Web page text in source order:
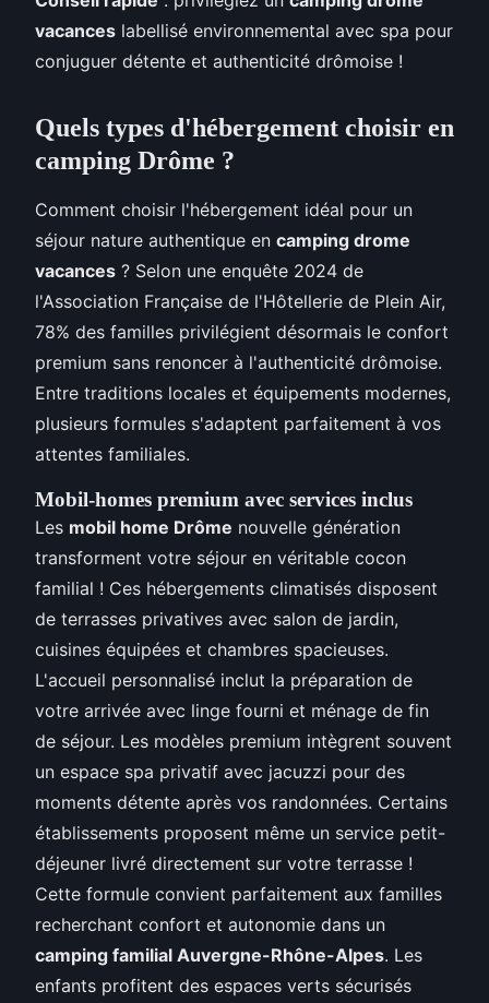
vacances labellisé environnemental avec spa pour
conjuguer détente et authenticité drômoise !
Quels types d'hébergement choisir en
camping Drôme ?
Comment choisir l'hébergement idéal pour un
séjour nature authentique en camping drome
vacances ? Selon une enquête 2024 de
l'Association Française de l'Hôtellerie de Plein Air,
78% des familles privilégient désormais le confort
premium sans renoncer à l'authenticité drômoise.
Entre traditions locales et équipements modernes,
plusieurs formules s'adaptent parfaitement à vos
attentes familiales.
Mobil-homes premium avec services inclus
Les mobil home Drôme nouvelle génération
transforment votre séjour en véritable cocon
familial ! Ces hébergements climatisés disposent
de terrasses privatives avec salon de jardin,
cuisines équipées et chambres spacieuses.
L'accueil personnalisé inclut la préparation de
votre arrivée avec linge fourni et ménage de fin
de séjour. Les modèles premium intègrent souvent
un espace spa privatif avec jacuzzi pour des
moments détente après vos randonnées. Certains
établissements proposent même un service petit-
déjeuner livré directement sur votre terrasse !
Cette formule convient parfaitement aux familles
recherchant confort et autonomie dans un
camping familial Auvergne-Rhône-Alpes. Les
enfants profitent des espaces verts sécurisés